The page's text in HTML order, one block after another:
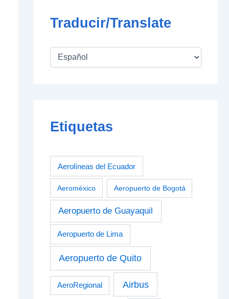
Traducir/Translate
Etiquetas
Aerolíneas del Ecuador
Aeroméxico Aeropuerto de Bogotá
Aeropuerto de Guayaquil
Aeropuerto de Lima
Aeropuerto de Quito
AeroRegional Airbus